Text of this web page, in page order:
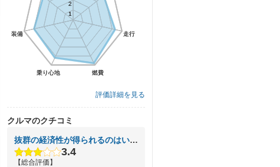
走行
燃費
乗り心地
装備
1
2
走行
燃費
乗り心地
装備
1
2
評価詳細を見る
クルマのクチコミ
抜群の経済性が得られるのはいいが……
3.4
【総合評価】